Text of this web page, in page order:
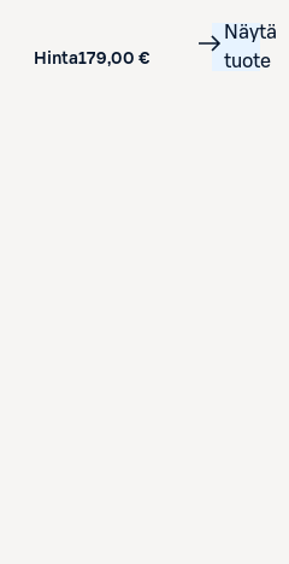
Hinta179,00 €
Näytä
tuote